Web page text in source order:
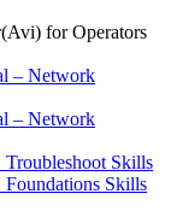
for Operators
– Network
– Network
Skills
Skills